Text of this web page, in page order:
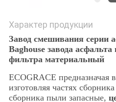
Характер продукции
Завод смешивания серии
Baghouse завода
фильтра материальный
ECOGRACE предназначая
изготовляя частях
сборника пыли запасные,